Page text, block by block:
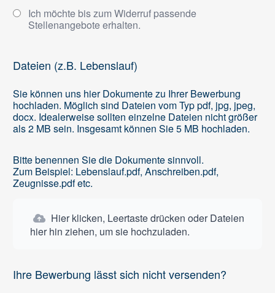
Ich möchte bis zum Widerruf passende
Stellenangebote erhalten.
Dateien (z.B. Lebenslauf)
Sie können uns hier Dokumente zu Ihrer Bewerbung
hochladen. Möglich sind Dateien vom Typ pdf, jpg, jpeg,
docx. Idealerweise sollten einzelne Dateien nicht größer
als 2 MB sein. Insgesamt können Sie 5 MB hochladen.
Bitte benennen Sie die Dokumente sinnvoll.
Zum Beispiel: Lebenslauf.pdf, Anschreiben.pdf,
Zeugnisse.pdf etc.
Hier klicken, Leertaste drücken oder Dateien
hier hin ziehen, um sie hochzuladen.
Ihre Bewerbung lässt sich nicht versenden?